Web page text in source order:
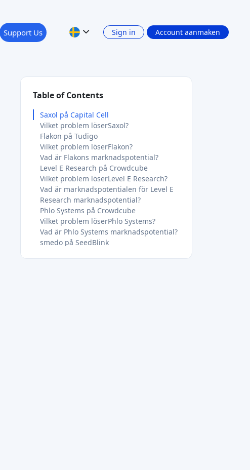
Support Us Sign in Account aanmaken
Table of Contents
Saxol på Capital Cell
Vilket problem löserSaxol?
Flakon på Tudigo
Vilket problem löserFlakon?
Vad är Flakons marknadspotential?
Level E Research på Crowdcube
Vilket problem löserLevel E Research?
Vad är marknadspotentialen för Level E
Research marknadspotential?
Phlo Systems på Crowdcube
Vilket problem löserPhlo Systems?
Vad är Phlo Systems marknadspotential?
smedo på SeedBlink